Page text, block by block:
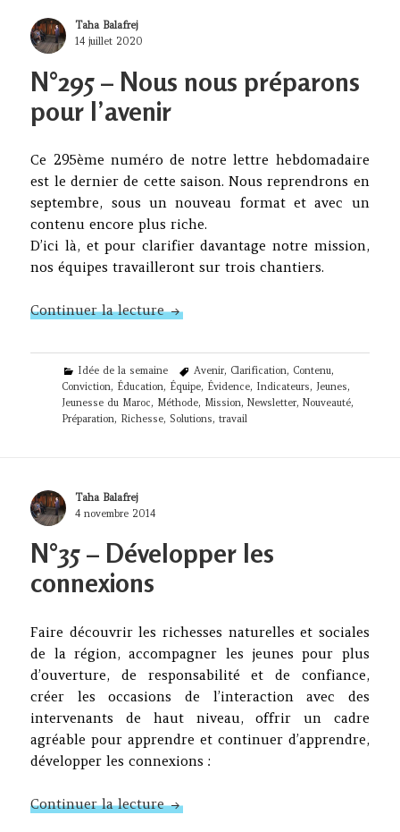
Author
Taha Balafrej
Posted
14 juillet 2020
N°295 – Nous nous préparons
pour l’avenir
Ce 295ème numéro de notre lettre hebdomadaire
est le dernier de cette saison. Nous reprendrons en
septembre, sous un nouveau format et avec un
contenu encore plus riche.
D’ici là, et pour clarifier davantage notre mission,
nos équipes travailleront sur trois chantiers.
Continuer la lectureN°295 – Nous nous préparons
Categories
Idée de la semaine Tags
Avenir, Clarification, Contenu,
Conviction, Éducation, Équipe, Évidence, Indicateurs, Jeunes,
Jeunesse du Maroc, Méthode, Mission, Newsletter, Nouveauté,
Préparation, Richesse, Solutions, travail
Author
Taha Balafrej
Posted
4 novembre 2014
N°35 – Développer les
connexions
Faire découvrir les richesses naturelles et sociales
de la région, accompagner les jeunes pour plus
d’ouverture, de responsabilité et de confiance,
créer les occasions de l’interaction avec des
intervenants de haut niveau, offrir un cadre
agréable pour apprendre et continuer d’apprendre,
développer les connexions :
Continuer la lectureN°35 – Développer les connexions